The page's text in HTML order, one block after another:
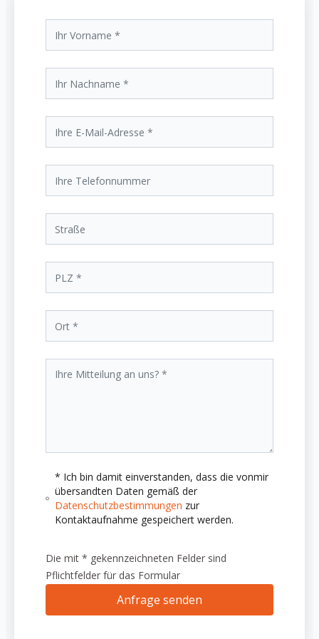
* Ich bin damit einverstanden, dass die vonmir
übersandten Daten gemäß der
Datenschutzbestimmungen zur
Kontaktaufnahme gespeichert werden.
Die mit * gekennzeichneten Felder sind
Pflichtfelder für das Formular
Anfrage senden